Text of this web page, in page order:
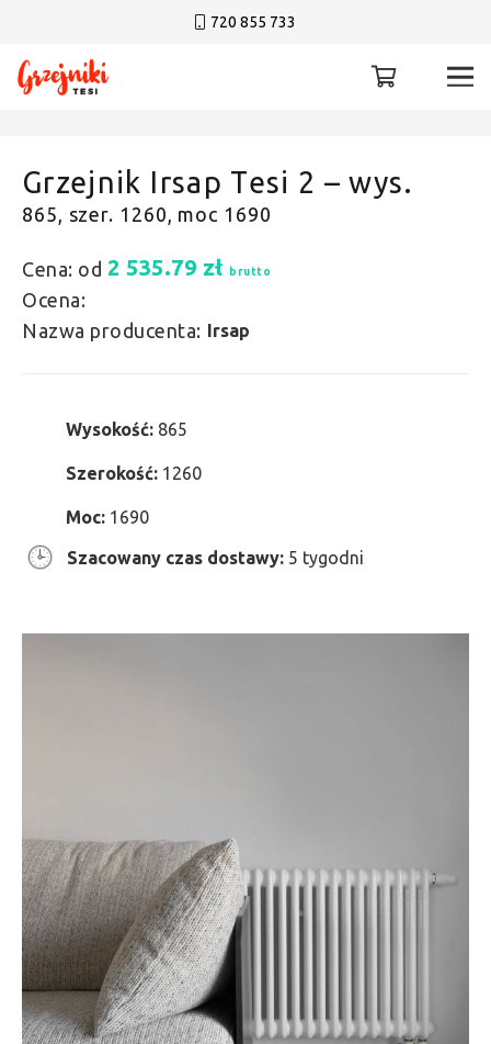
720 855 733
Grzejnik Irsap Tesi 2 – wys.
865, szer. 1260, moc 1690
Cena: od 2 535.79 zł brutto
Ocena:
Nazwa producenta: Irsap
Wysokość: 865
Szerokość: 1260
Moc: 1690
Szacowany czas dostawy: 5 tygodni